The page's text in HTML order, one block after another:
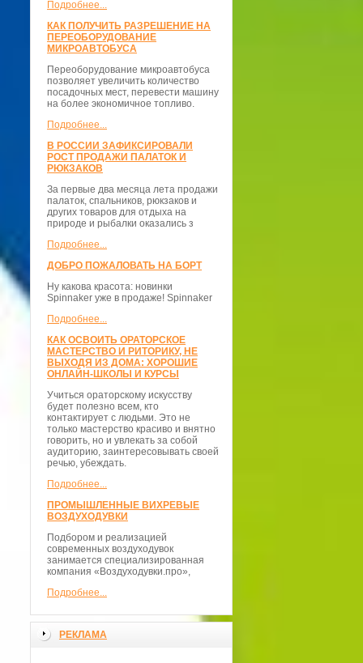
Подробнее...
КАК ПОЛУЧИТЬ РАЗРЕШЕНИЕ НА
ПЕРЕОБОРУДОВАНИЕ
МИКРОАВТОБУСА
Переоборудование микроавтобуса
позволяет увеличить количество
посадочных мест, перевести машину
на более экономичное топливо.
Подробнее...
В РОССИИ ЗАФИКСИРОВАЛИ
РОСТ ПРОДАЖИ ПАЛАТОК И
РЮКЗАКОВ
За первые два месяца лета продажи
палаток, спальников, рюкзаков и
других товаров для отдыха на
природе и рыбалки оказались з
Подробнее...
ДОБРО ПОЖАЛОВАТЬ НА БОРТ
Ну какова красота: новинки
Spinnaker уже в продаже! Spinnaker
Подробнее...
КАК ОСВОИТЬ ОРАТОРСКОЕ
МАСТЕРСТВО И РИТОРИКУ, НЕ
ВЫХОДЯ ИЗ ДОМА: ХОРОШИЕ
ОНЛАЙН-ШКОЛЫ И КУРСЫ
Учиться ораторскому искусству
будет полезно всем, кто
контактирует с людьми. Это не
только мастерство красиво и внятно
говорить, но и увлекать за собой
аудиторию, заинтересовывать своей
речью, убеждать.
Подробнее...
ПРОМЫШЛЕННЫЕ ВИХРЕВЫЕ
ВОЗДУХОДУВКИ
Подбором и реализацией
современных воздуходувок
занимается специализированная
компания «Воздуходувки.про»,
Подробнее...
РЕКЛАМА